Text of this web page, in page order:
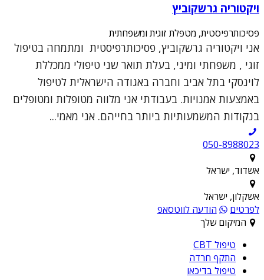
ויקטוריה גרשקוביץ
פסיכותרפיסטית, מטפלת זוגית ומשפחתית
אני ויקטוריה גרשקוביץ, פסיכותרפיסטית ומתמחה בטיפול
זוגי , משפחתי ומיני, בעלת תואר שני טיפולי ממכללת
לוינסקי בתל אביב וחברה באגודה הישראלית לטיפול
באמצעות אמנויות. בעבודתי אני מלווה מטופלות ומטופלים
בנקודות המשמעותיות ביותר בחייהם. אני מאמי...
050-8988023
אשדוד, ישראל
אשקלון, ישראל
לפרטים
הודעה לווטסאפ
המיקום שלך
טיפול CBT
התקף חרדה
טיפול בדיכאו